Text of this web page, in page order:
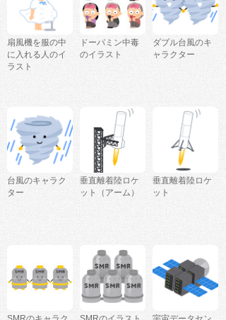
扇風機を服の中
に入れる人のイ
ラスト
ドーパミン中毒
のイラスト
ダブル台風のキ
ャラクター
台風のキャラク
ター
垂直離着陸ロケ
ット（アーム）
垂直離着陸ロケ
ット